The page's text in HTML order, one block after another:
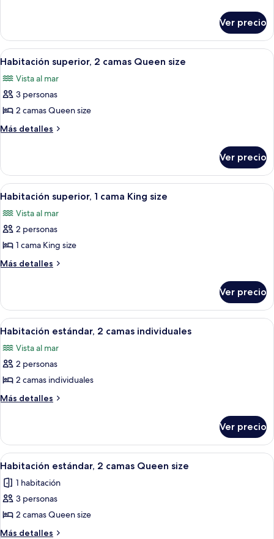
cama
King
size
estándar,
cama
size
Ver precio
Abrir
todas
las
fotos
de
Habitación
camas
Queen
size
Habitación de hotel con dos
6
Habitación superior, 2 camas Queen size
Vista al mar
3 personas
2 camas Queen size
Más detalles
Más
superior,
camas
size
Ver precio
Abrir
todas
las
fotos
de
Habitación
cama
King
size
Una habitación con una cama, una
7
Habitación superior, 1 cama King size
Vista al mar
2 personas
1 cama King size
Más detalles
Más
superior,
cama
size
Ver precio
Abrir
todas
las
fotos
de
Habitación
camas
individuales
Habitación de hotel con dos camas,
5
Habitación estándar, 2 camas individuales
Vista al mar
2 personas
2 camas individuales
Más detalles
Más
estándar,
camas
Ver precio
Abrir
todas
las
fotos
de
Habitación
Habitación de hotel con dos camas,
3
Habitación estándar, 2 camas Queen size
1 habitación
3 personas
2 camas Queen size
Más detalles
Más